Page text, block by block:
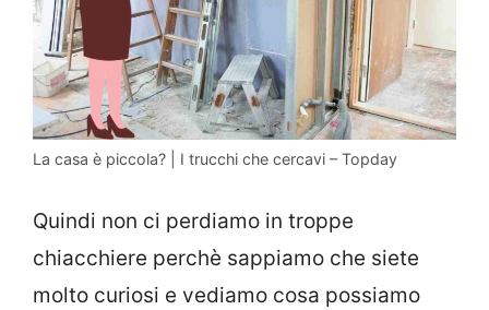
La casa è piccola? | I trucchi che cercavi – Topday
Quindi non ci perdiamo in troppe
chiacchiere perchè sappiamo che siete
molto curiosi e vediamo cosa possiamo